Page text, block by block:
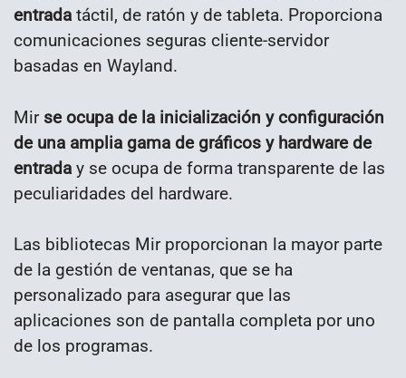
entrada táctil, de ratón y de tableta. Proporciona
comunicaciones seguras cliente-servidor
basadas en Wayland.
Mir se ocupa de la inicialización y configuración
de una amplia gama de gráficos y hardware de
entrada y se ocupa de forma transparente de las
peculiaridades del hardware.
Las bibliotecas Mir proporcionan la mayor parte
de la gestión de ventanas, que se ha
personalizado para asegurar que las
aplicaciones son de pantalla completa por uno
de los programas.